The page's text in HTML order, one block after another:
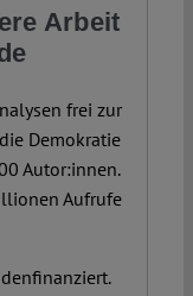
Arbeit
frei zur
Demokratie
Autor:innen.
Aufrufe